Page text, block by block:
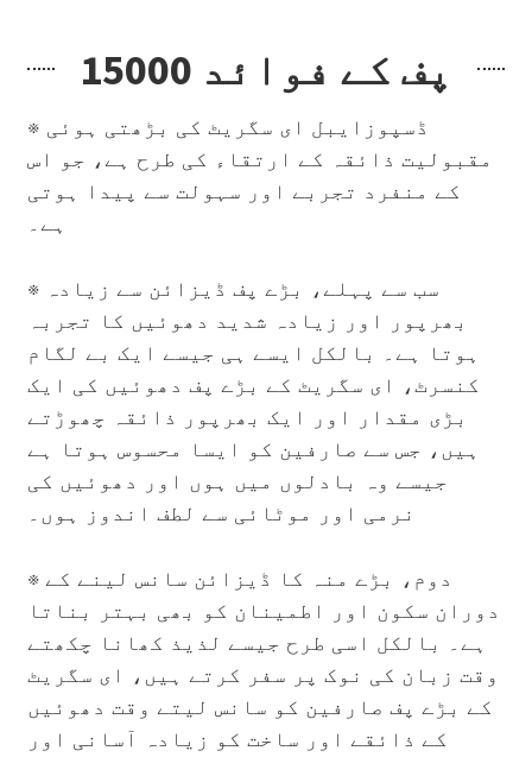
15000 پف کے فوائد
※ ڈسپوزایبل ای سگریٹ کی بڑھتی ہوئی
مقبولیت ذائقہ کے ارتقاء کی طرح ہے، جو اس
کے منفرد تجربے اور سہولت سے پیدا ہوتی
ہے۔
※
سب سے پہلے، بڑے پف ڈیزائن سے زیادہ
بھرپور اور زیادہ شدید دھوئیں کا تجربہ
ہوتا ہے۔ بالکل ایسے ہی جیسے ایک بے لگام
کنسرٹ، ای سگریٹ کے بڑے پف دھوئیں کی ایک
بڑی مقدار اور ایک بھرپور ذائقہ چھوڑتے
ہیں، جس سے صارفین کو ایسا محسوس ہوتا ہے
جیسے وہ بادلوں میں ہوں اور دھوئیں کی
نرمی اور موٹائی سے لطف اندوز ہوں۔
※ دوم، بڑے منہ کا ڈیزائن سانس لینے کے
دوران سکون اور اطمینان کو بھی بہتر بناتا
ہے۔ بالکل اسی طرح جیسے لذیذ کھانا چکھتے
وقت زبان کی نوک پر سفر کرتے ہیں، ای سگریٹ
کے بڑے پف صارفین کو سانس لیتے وقت دھوئیں
کے ذائقے اور ساخت کو زیادہ آسانی اور